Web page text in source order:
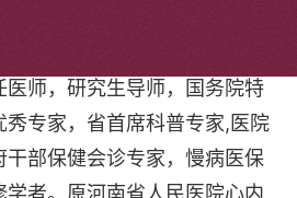
师，研究生导师，国务院特
专家，省首席科普专家,医院
干部保健会诊专家，慢病医保
者。原河南省人民医院心内